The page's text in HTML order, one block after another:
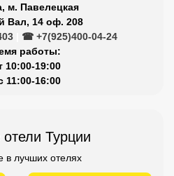
м. Павелецкая
Вал, 14 оф. 208
☎ +7(925)400-04-24
работы:
10:00-19:00
11:00-16:00
Турции
в лучших отелях